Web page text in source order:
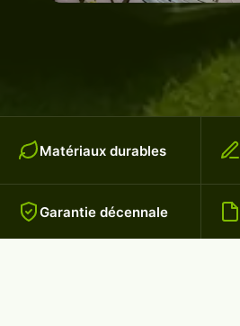
Matériaux durables
Garantie décennale